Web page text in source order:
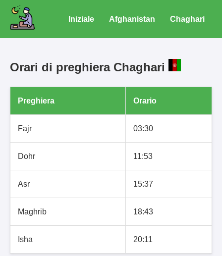
Iniziale Afghanistan Chaghari
Orari di preghiera Chaghari
Preghiera Orario
Fajr 03:30
Dohr 11:53
Asr 15:37
Maghrib 18:43
Isha 20:11